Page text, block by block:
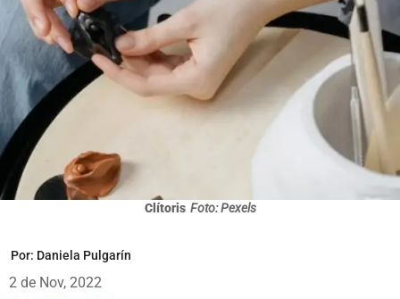
Clítoris Foto: Pexels
Por: Daniela Pulgarín
2 de Nov, 2022